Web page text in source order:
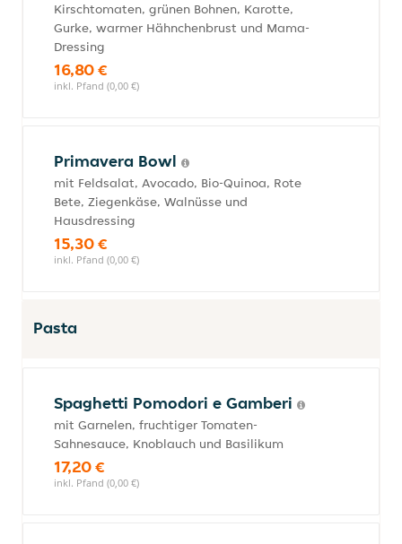
Kirschtomaten, grünen Bohnen, Karotte,
Gurke, warmer Hähnchenbrust und Mama-
Dressing
16,80 €
inkl. Pfand (0,00 €)
Primavera Bowl
mit Feldsalat, Avocado, Bio-Quinoa, Rote
Bete, Ziegenkäse, Walnüsse und
Hausdressing
15,30 €
inkl. Pfand (0,00 €)
Pasta
Spaghetti Pomodori e Gamberi
mit Garnelen, fruchtiger Tomaten-
Sahnesauce, Knoblauch und Basilikum
17,20 €
inkl. Pfand (0,00 €)